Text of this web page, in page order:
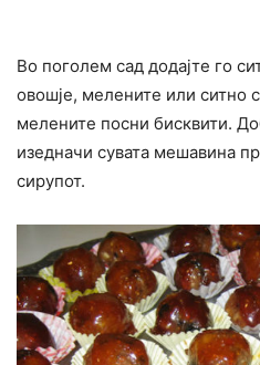
Во поголем сад додајте го
овошје, мелените или ситно
мелените посни бисквити.
изедначи сувата мешавина
сирупот.